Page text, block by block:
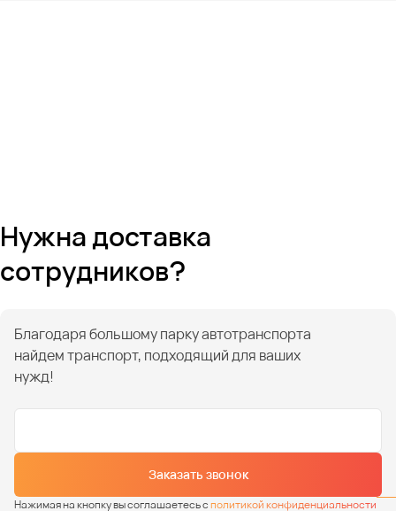
Нужна доставка
сотрудников?
Благодаря большому парку автотранспорта
найдем транспорт, подходящий для ваших
нужд!
Заказать звонок
Нажимая на кнопку вы соглашаетесь сполитикой конфиденциальности